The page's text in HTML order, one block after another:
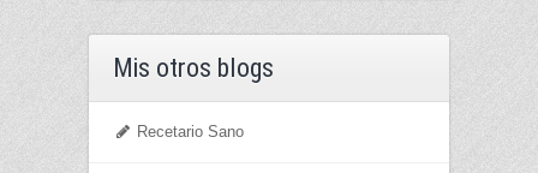
Mis otros blogs
Recetario Sano